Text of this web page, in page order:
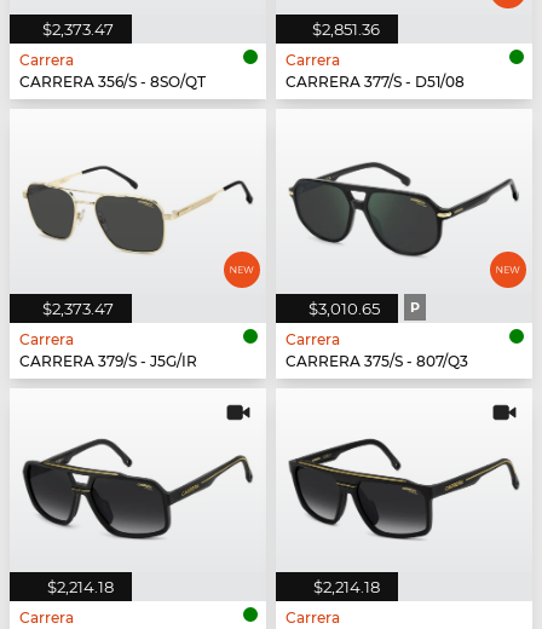
$2,373.47
Carrera
CARRERA 356/S - 8SO/QT
$2,851.36
Carrera
CARRERA 377/S - D51/08
$2,373.47
Carrera
CARRERA 379/S - J5G/IR
$3,010.65 P
Carrera
CARRERA 375/S - 807/Q3
$2,214.18
Carrera
$2,214.18
Carrera